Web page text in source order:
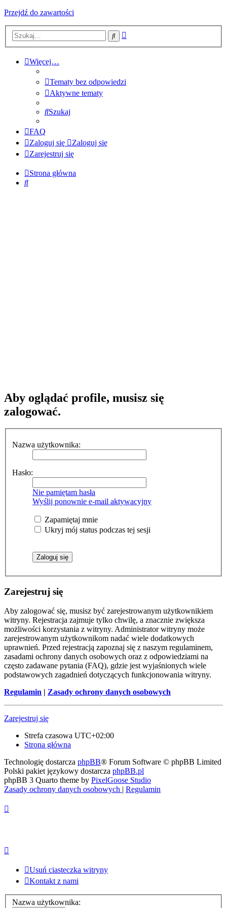
Przejdź do zawartości
Szukaj
Więcej…
Tematy bez odpowiedzi
Aktywne tematy
Szukaj
FAQ
Zaloguj się
Zaloguj się
Zarejestruj się
Strona główna
Szukaj
Aby oglądać profile, musisz się
zalogować.
Nazwa użytkownika:
Hasło:
Nie pamiętam hasła
Wyślij ponownie e-mail aktywacyjny
Zapamiętaj mnie
Ukryj mój status podczas tej sesji
Zarejestruj się
Aby zalogować się, musisz być zarejestrowanym użytkownikiem
witryny. Rejestracja zajmuje tylko chwilę, a znacznie zwiększa
możliwości korzystania z witryny. Administrator witryny może
zarejestrowanym użytkownikom nadać wiele dodatkowych
uprawnień. Przed rejestracją zapoznaj się z naszym regulaminem,
zasadami ochrony danych osobowych oraz z odpowiedziami na
często zadawane pytania (FAQ), gdzie jest wyjaśnionych wiele
podstawowych zagadnień dotyczących funkcjonowania witryny.
Regulamin | Zasady ochrony danych osobowych
Zarejestruj się
Strefa czasowa UTC+02:00
Strona główna
Technologię dostarcza phpBB® Forum Software © phpBB Limited
Polski pakiet językowy dostarcza phpBB.pl
phpBB 3 Quarto theme by PixelGoose Studio
Zasady ochrony danych osobowych | Regulamin
Usuń ciasteczka witryny
Kontakt z nami
Nazwa użytkownika: